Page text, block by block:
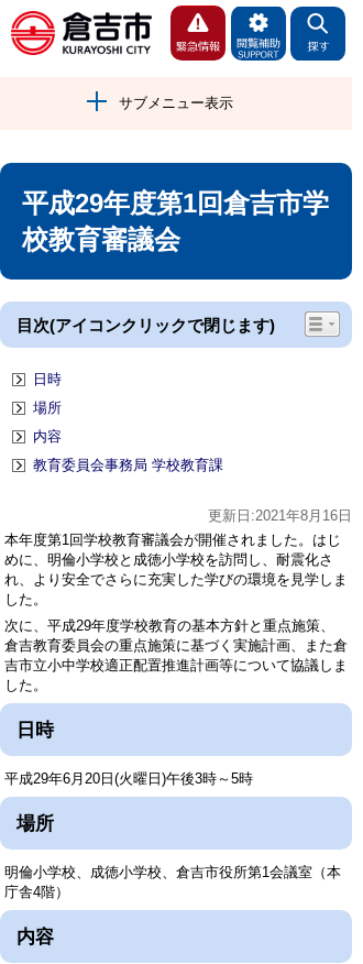
サブメニュー表示
平成29年度第1回倉吉市学
校教育審議会
目次(アイコンクリックで閉じます)
日時
場所
内容
教育委員会事務局 学校教育課
更新日:2021年8月16日
本年度第1回学校教育審議会が開催されました。はじ
めに、明倫小学校と成徳小学校を訪問し、耐震化さ
れ、より安全でさらに充実した学びの環境を見学しま
した。
次に、平成29年度学校教育の基本方針と重点施策、
倉吉教育委員会の重点施策に基づく実施計画、また倉
吉市立小中学校適正配置推進計画等について協議しま
した。
日時
平成29年6月20日(火曜日)午後3時～5時
場所
明倫小学校、成徳小学校、倉吉市役所第1会議室（本
庁舎4階）
内容